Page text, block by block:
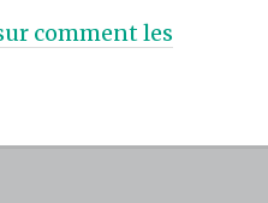
comment les